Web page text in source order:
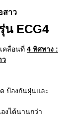
สาว
น ECG4
คลื่อนที่ 4 ทิศทาง :
ว
ป้องกันฝุ่นและ
งได้นานกว่า